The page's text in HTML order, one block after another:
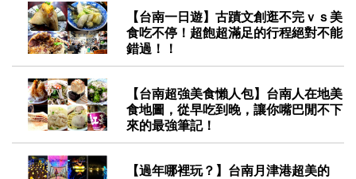
2019-03-28
【台南一日遊】古蹟文創逛不完ｖｓ美
食吃不停！超飽超滿足的行程絕對不能
錯過！！
2019-03-15
【台南超強美食懶人包】台南人在地美
食地圖，從早吃到晚，讓你嘴巴閒不下
來的最強筆記！
2019-03-08
【過年哪裡玩？】台南月津港超美的